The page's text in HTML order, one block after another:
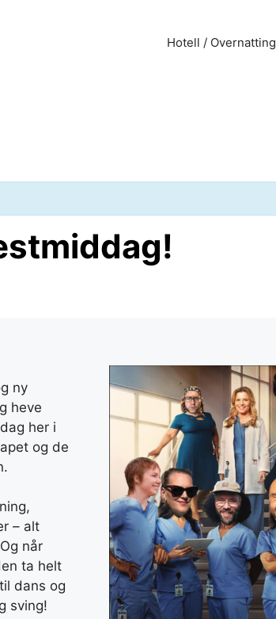
Hotell / Overnatting
ny
heve
her i
og de
– alt
når
ta helt
dans og
sving!